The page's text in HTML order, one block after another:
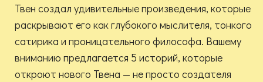
Твен создал удивительные произведения, которые
раскрывают его как глубокого мыслителя, тонкого
сатирика и проницательного философа. Вашему
вниманию предлагается 5 историй, которые
откроют нового Твена — не просто создателя